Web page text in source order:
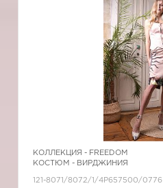
КОЛЛЕКЦИЯ - FREEDOM
КОСТЮМ - ВИРДЖИНИЯ
121-8071/8072/1/4Р657500/0776